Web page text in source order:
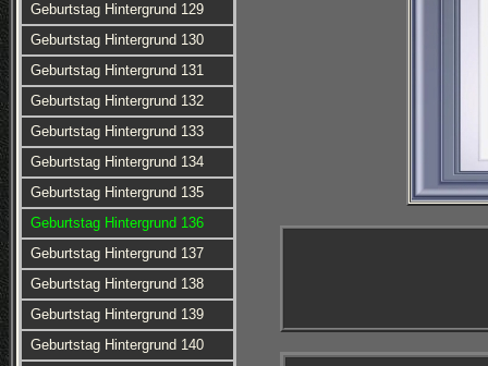
Geburtstag Hintergrund 129
Geburtstag Hintergrund 130
Geburtstag Hintergrund 131
Geburtstag Hintergrund 132
Geburtstag Hintergrund 133
Geburtstag Hintergrund 134
Geburtstag Hintergrund 135
Geburtstag Hintergrund 136
Geburtstag Hintergrund 137
Geburtstag Hintergrund 138
Geburtstag Hintergrund 139
Geburtstag Hintergrund 140